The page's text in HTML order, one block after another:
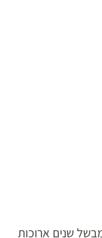
שנים ארוכות